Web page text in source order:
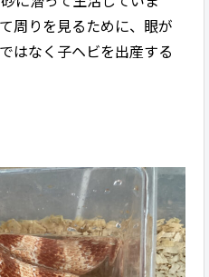
周りを見るために、眼が
はなく子ヘビを出産する